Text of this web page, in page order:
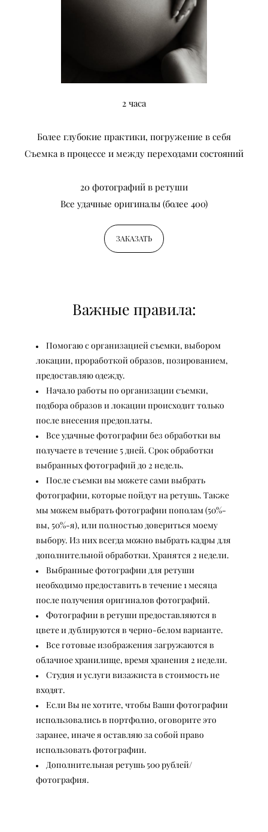
2 часа
Более глубокие практики, погружение в себя
Съемка в процессе и между переходами состояний
20 фотографий в ретуши
Все удачные оригиналы (более 400)
ЗАКАЗАТЬ
Важные правила:
Помогаю с организацией съемки, выбором
локации, проработкой образов, позированием,
предоставляю одежду.
Начало работы по организации съемки,
подбора образов и локации происходит только
после внесения предоплаты.
Все удачные фотографии без обработки вы
получаете в течение 5 дней. Срок обработки
выбранных фотографий до 2 недель.
После съемки вы можете сами выбрать
фотографии, которые пойдут на ретушь. Также
мы можем выбрать фотографии пополам (50%-
вы, 50%-я), или полностью довериться моему
выбору. Из них всегда можно выбрать кадры для
дополнительной обработки. Хранятся 2 недели.
Выбранные фотографии для ретуши
необходимо предоставить в течение 1 месяца
после получения оригиналов фотографий.
Фотографии в ретуши предоставляются в
цвете и дублируются в черно-белом варианте.
Все готовые изображения загружаются в
облачное хранилище, время хранения 2 недели.
Студия и услуги визажиста в стоимость не
входят.
Если Вы не хотите, чтобы Ваши фотографии
использовались в портфолио, оговорите это
заранее, иначе я оставляю за собой право
использовать фотографии.
Дополнительная ретушь 500 рублей/
фотография.